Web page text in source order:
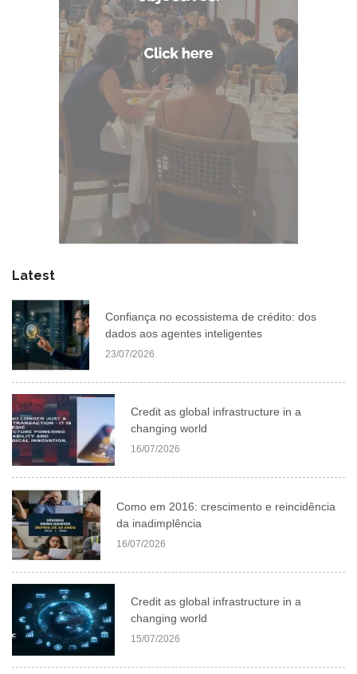
Latest
Confiança no ecossistema de crédito: dos
dados aos agentes inteligentes
23/07/2026
Credit as global infrastructure in a
changing world
16/07/2026
Como em 2016: crescimento e reincidência
da inadimplência
16/07/2026
Credit as global infrastructure in a
changing world
15/07/2026